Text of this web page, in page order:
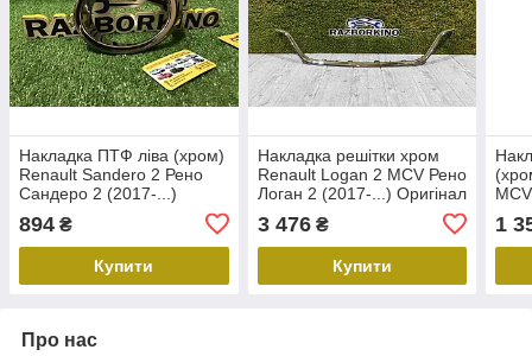
Накладка ПТФ ліва (хром)
Renault Sandero 2 Рено
Сандеро 2 (2017-...)
894 ₴
Купити
Накладка решітки хром
Renault Logan 2 MCV Рено
Логан 2 (2017-...) Оригінал
3 476₴
Купити
1
Про нас